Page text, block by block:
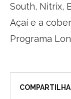
South, Nitrix,
Açaí e a
Programa